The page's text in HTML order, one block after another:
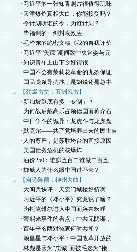
· 习近平的一张知青照片很值得玩味
· 天津爆炸真相大白：你能接受吗？
· 令计划听谁的令，为谁计划？
· 毕福剑的一剑封喉效应
· 毛泽东的绝密文稿《我的自我评价
· 习近平“失踪”期间致中央常委与元
· 知识青年上山下乡好得很！
· 中国不会有茉莉花革命的九条保证
· 国民党领导抗战，是胡说还是总书
【劲爆雷文：五洲风雷】
· 新加坡到底有多「专制」？
· 为何战后戴高乐占领德国而蒋介石
· 中日争斗的诡异：龙虎斗与龙虎盘
· 默克尔——共产党培养出来的民主自
· 人的尊严，是苏联垮台的直接原因
· 美国债务危机的核爆炸
· 油价250：谁赚五百二谁做二百五
· 挪威人为什么跟中国过不去？
【自选陈酿：神州大曲】
· 大阅兵快评：天安门城楼好挤啊
· 习近平的《邓小平》究竟说了啥？
· 为托克维尔进入中国而兴奋欢呼
· 薄熙来事件的看点：中共无阴谋，
· 百年辛亥两对冤家何时共和？
· 赖昌星与邓小平：中国改革开放的
· 林彪是因为“忠诚”而被毛选为“接